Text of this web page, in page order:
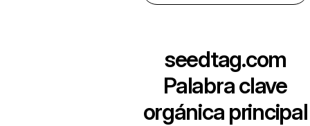
seedtag.com
Palabra clave
orgánica principal